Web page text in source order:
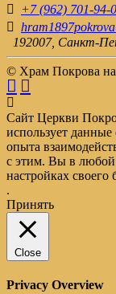
+7 (962) 701-94-
192007, Санкт-
© Храм Покрова
Сайт Церкви
использует данные
опыта
с этим. Вы в любой
настройках своего
.
Принять
Close
Privacy Overview